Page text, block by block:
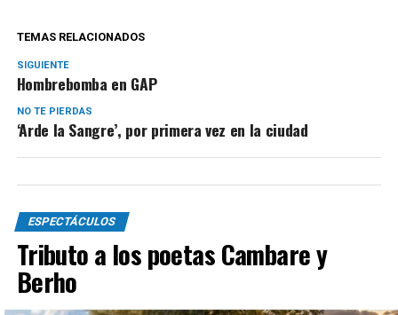
TEMAS RELACIONADOS
SIGUIENTE
Hombrebomba en GAP
NO TE PIERDAS
‘Arde la Sangre’, por primera vez en la ciudad
ESPECTÁCULOS
Tributo a los poetas Cambare y
Berho